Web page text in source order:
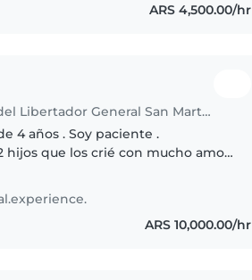
ARS 4,500.00/hr
Babysitter in Ciudad del Libertador General San Martín
4 años . Soy paciente .
hijos que los crié con mucho amor
tareas..
ARS 10,000.00/hr